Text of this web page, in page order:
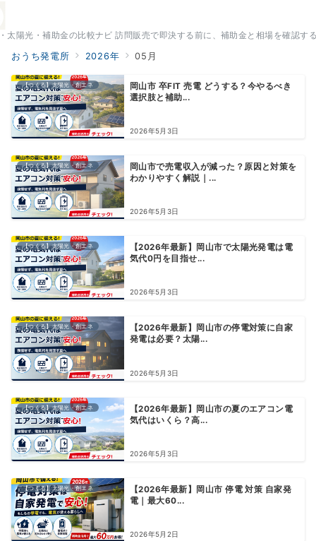
太陽光・補助金の比較ナビ 訪問販売で即決する前に、補助金と相場を確認す
おうち発電所 2026年 05月
【つくる】太陽光・創エネ
岡山市 卒FIT 売電 どうする？今やるべき
選択肢と補助...
2026年5月3日
【つくる】太陽光・創エネ
岡山市で売電収入が減った？原因と対策を
わかりやすく解説｜...
2026年5月3日
【つくる】太陽光・創エネ
【2026年最新】岡山市で太陽光発電は電
気代0円を目指せ...
2026年5月3日
【つくる】太陽光・創エネ
【2026年最新】岡山市の停電対策に自家
発電は必要？太陽...
2026年5月3日
【つくる】太陽光・創エネ
【2026年最新】岡山市の夏のエアコン電
気代はいくら？高...
2026年5月3日
【つくる】太陽光・創エネ
【2026年最新】岡山市 停電 対策 自家発
電｜最大60...
2026年5月2日